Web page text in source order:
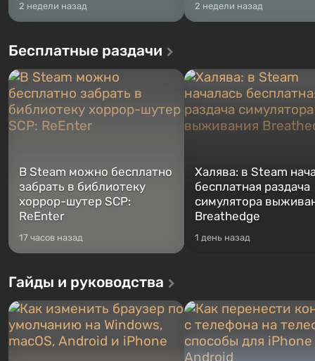
2 недели назад 2 недели назад
Бесплатные раздачи
В Steam можно бесплатно
забрать в библиотеку
хоррор-шутер SCP:
ReEnter
17 часов назад
Халява: в Steam
бесплатная раздача
симулятора
Breathedge
1 день назад
Гайды и руководства